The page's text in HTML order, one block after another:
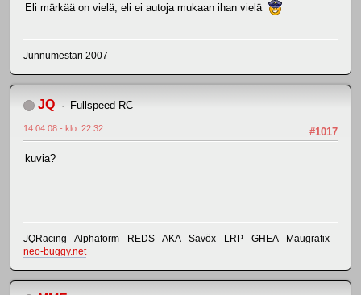
Eli märkää on vielä, eli ei autoja mukaan ihan vielä
Junnumestari 2007
JQ Fullspeed RC
#1017
14.04.08 - klo: 22.32
kuvia?
JQRacing - Alphaform - REDS - AKA - Savöx - LRP - GHEA - Maugrafix -
neo-buggy.net